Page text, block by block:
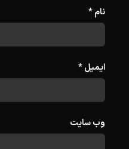
نام*
ایمیل*
وب‌ سایت